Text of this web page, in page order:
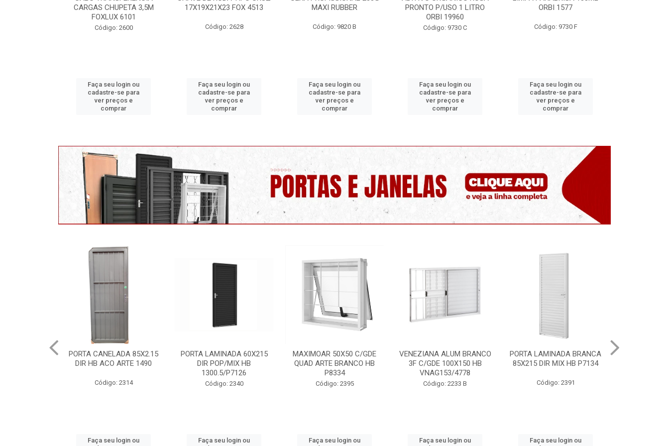
17X19X21X23 FOX 4513
Código: 2628
Faça seu login ou
cadastre-se para
ver preços e
comprar
MAXI RUBBER
Código: 9820 B
Faça seu login ou
cadastre-se para
ver preços e
comprar
PRONTO P/USO 1 LITRO
Código: 9730 C
Faça seu login ou
cadastre-se para
ver preços e
comprar
ORBI 1577
Código: 9730 F
Faça seu login ou
cadastre-se para
ver preços e
comprar
ORBI 246
Código: 9730 E
Faça seu login ou
cadastre-se para
ver preços e
comprar
PORTA LAMINADA 60X215
DIR POP/MIX HB
Código: 2340
Faça seu login ou
MAXIMOAR 50X50 C/GDE
QUAD ARTE BRANCO HB
P8334
Código: 2395
Faça seu login ou
VENEZIANA ALUM BRANCO
3F C/GDE 100X150 HB
VNAG153/4778
Código: 2233 B
Faça seu login ou
PORTA LAMINADA BRANCA
85X215 DIR MIX HB P7134
Código: 2391
Faça seu login ou
VITRO ALUM BRANCO
S/GDE 100X150 2F HB
Código: 2232 B
Faça seu login ou